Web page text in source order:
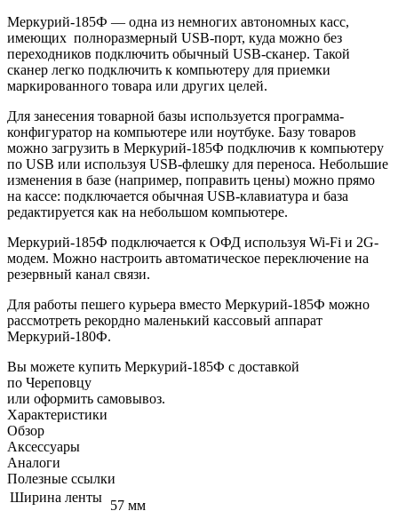
Меркурий-185Ф — одна из немногих автономных касс,
имеющих полноразмерный USB-порт, куда можно без
переходников подключить обычный USB-сканер. Такой
сканер легко подключить к компьютеру для приемки
маркированного товара или других целей.
Для занесения товарной базы используется программа-
конфигуратор на компьютере или ноутбуке. Базу товаров
можно загрузить в Меркурий-185Ф подключив к компьютеру
по USB или используя USB-флешку для переноса. Небольшие
изменения в базе (например, поправить цены) можно прямо
на кассе: подключается обычная USB-клавиатура и база
редактируется как на небольшом компьютере.
Меркурий-185Ф подключается к ОФД используя Wi-Fi и 2G-
модем. Можно настроить автоматическое переключение на
резервный канал связи.
Для работы пешего курьера вместо Меркурий-185Ф можно
рассмотреть рекордно маленький кассовый аппарат
Меркурий-180Ф.
Вы можете купить Меркурий-185Ф с доставкой
по Череповцу
или оформить самовывоз.
Характеристики
Обзор
Аксессуары
Аналоги
Полезные ссылки
Ширина ленты
57 мм